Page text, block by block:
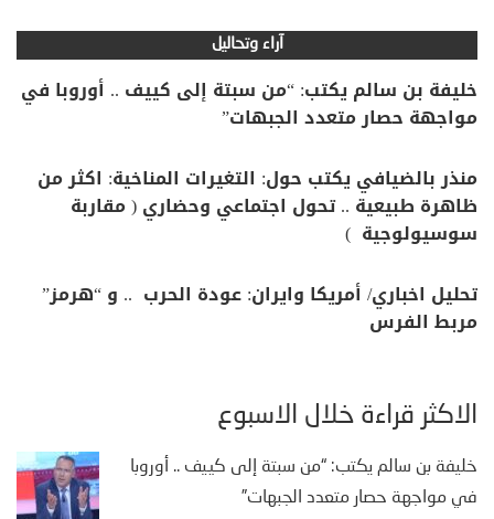
آراء وتحاليل
خليفة بن سالم يكتب: “من سبتة إلى كييف .. أوروبا في
مواجهة حصار متعدد الجبهات”
منذر بالضيافي يكتب حول: التغيرات المناخية: اكثر من
ظاهرة طبيعية .. تحول اجتماعي وحضاري ( مقاربة
سوسيولوجية )
تحليل اخباري/ أمريكا وايران: عودة الحرب .. و “هرمز”
مربط الفرس
الأكثر قراءة خلال الأسبوع
خليفة بن سالم يكتب: “من سبتة إلى كييف .. أوروبا
في مواجهة حصار متعدد الجبهات”